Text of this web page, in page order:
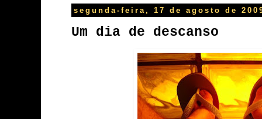
segunda-feira, 17 de agosto de
Um dia de descanso